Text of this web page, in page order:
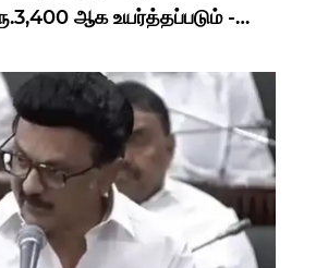
ஆக உயர்த்தப்படும் -